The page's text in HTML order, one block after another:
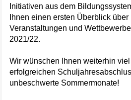
Initiativen aus dem
Ihnen einen ersten Überblick über
Veranstaltungen und
2021/22.
Wir wünschen Ihnen weiterhin
erfolgreichen
unbeschwerte Sommermonate!